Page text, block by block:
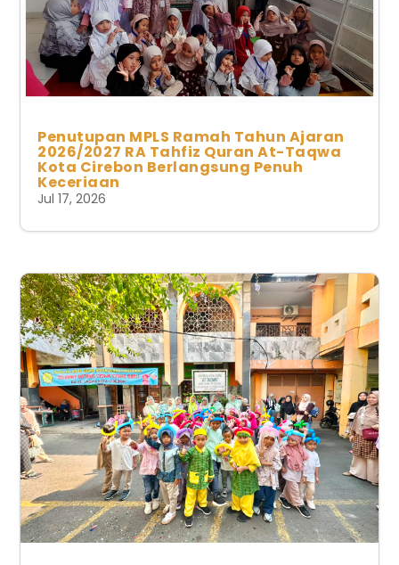
Penutupan MPLS Ramah Tahun Ajaran
2026/2027 RA Tahfiz Quran At-Taqwa
Kota Cirebon Berlangsung Penuh
Keceriaan
Jul 17, 2026